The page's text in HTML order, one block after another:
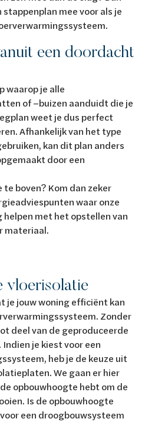
mee voor als je
een doordacht
waarop je alle
of –buizen aanduidt die je
weet je dus perfect
Afhankelijk van het type
kan dit plan anders
door een
boven? Kom dan zeker
waar onze
met het opstellen van
materiaal.
vloerisolatie
je jouw woning efficiënt kan
Zonder
deel van de geproduceerde
je kiest voor een
heb je de keuze uit
We gaan er hier
opbouwhoogte hebt om de
Is de opbouwhoogte
een droogbouwsysteem